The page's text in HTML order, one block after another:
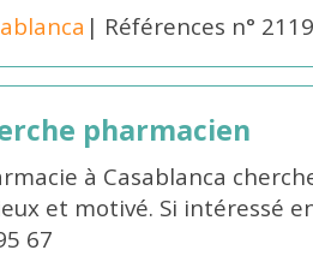
| Références n°
pharmacien
à Casablanca
et motivé. Si intéressé
67